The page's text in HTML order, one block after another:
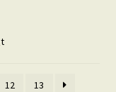
12 13